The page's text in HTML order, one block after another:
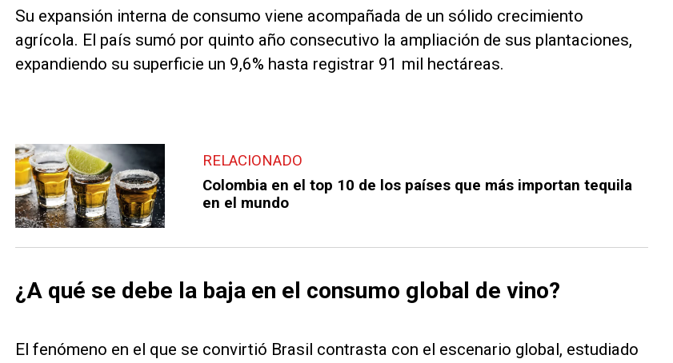
Su expansión interna de consumo viene acompañada de un sólido crecimiento
agrícola. El país sumó por quinto año consecutivo la ampliación de sus plantaciones,
expandiendo su superficie un 9,6% hasta registrar 91 mil hectáreas.
RELACIONADO
Colombia en el top 10 de los países que más importan tequila
en el mundo
¿A qué se debe la baja en el consumo global de vino?
El fenómeno en el que se convirtió Brasil contrasta con el escenario global, estudiado